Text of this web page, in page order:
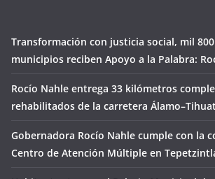
Transformación con justicia social, mil
municipios reciben Apoyo a la Palabra:
Rocío Nahle entrega 33 kilómetros
rehabilitados de la carretera
Gobernadora Rocío Nahle cumple con la
Centro de Atención Múltiple en